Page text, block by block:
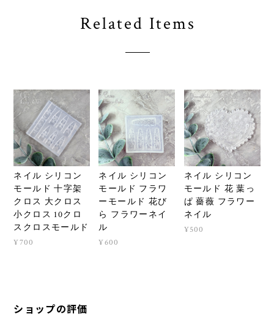
Related Items
ネイル シリコン
モールド 十字架
クロス 大クロス
小クロス 10クロ
スクロスモールド
¥700
ネイル シリコン
モールド フラワ
ーモールド 花び
ら フラワーネイ
ル
¥600
ネイル シリコン
モールド 花 葉っ
ぱ 薔薇 フラワー
ネイル
¥500
ショップの評価